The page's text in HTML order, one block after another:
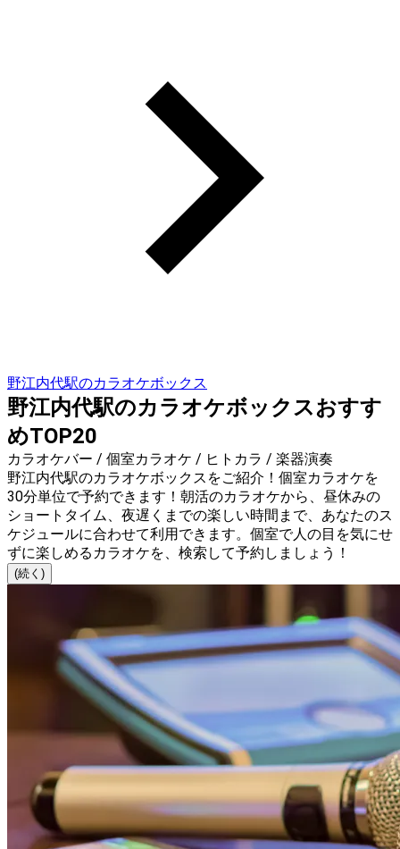
野江内代駅のカラオケボックス
野江内代駅のカラオケボックスおすす
めTOP20
カラオケバー / 個室カラオケ / ヒトカラ / 楽器演奏
野江内代駅のカラオケボックスをご紹介！個室カラオケを
30分単位で予約できます！朝活のカラオケから、昼休みの
ショートタイム、夜遅くまでの楽しい時間まで、あなたのス
ケジュールに合わせて利用できます。個室で人の目を気にせ
ずに楽しめるカラオケを、検索して予約しましょう！
(続く)